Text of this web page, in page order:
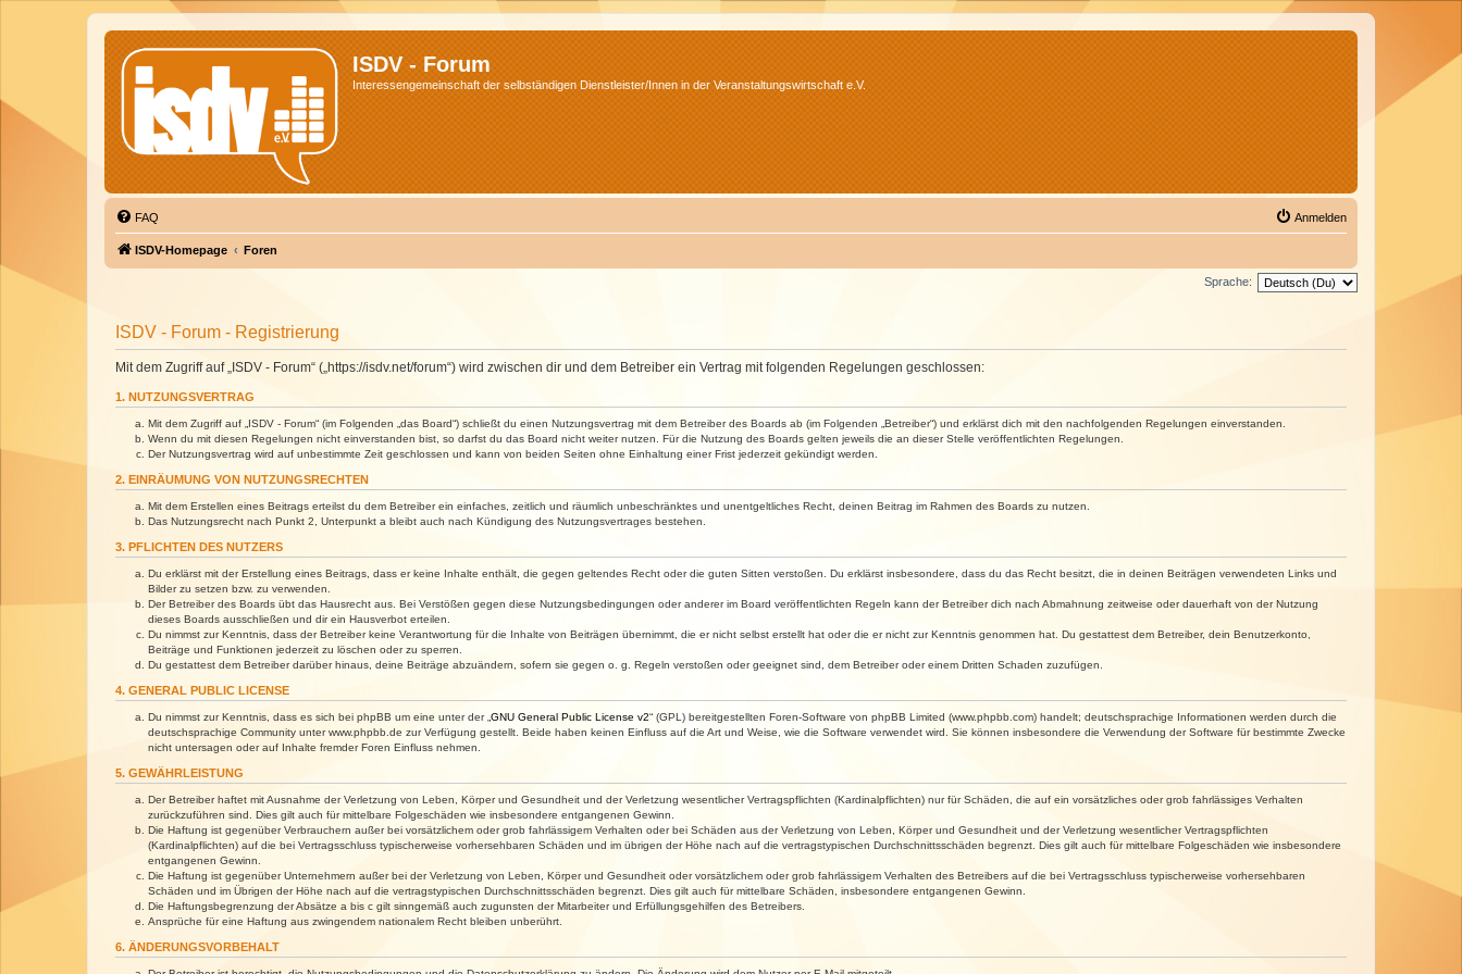
ISDV - Forum
Interessengemeinschaft der selbständigen Dienstleister/Innen in der Veranstaltungswirtschaft e.V.
FAQ Anmelden
ISDV-Homepage Foren
Sprache:
ISDV - Forum - Registrierung
Mit dem Zugriff auf „ISDV - Forum“ („https://isdv.net/forum“) wird zwischen dir und dem Betreiber ein Vertrag mit folgenden Regelungen geschlossen:
1. NUTZUNGSVERTRAG
Mit dem Zugriff auf „ISDV - Forum“ (im Folgenden „das Board“) schließt du einen Nutzungsvertrag mit dem Betreiber des Boards ab (im Folgenden „Betreiber“) und erklärst dich mit den nachfolgenden Regelungen einverstanden.
Wenn du mit diesen Regelungen nicht einverstanden bist, so darfst du das Board nicht weiter nutzen. Für die Nutzung des Boards gelten jeweils die an dieser Stelle veröffentlichten Regelungen.
Der Nutzungsvertrag wird auf unbestimmte Zeit geschlossen und kann von beiden Seiten ohne Einhaltung einer Frist jederzeit gekündigt werden.
2. EINRÄUMUNG VON NUTZUNGSRECHTEN
Mit dem Erstellen eines Beitrags erteilst du dem Betreiber ein einfaches, zeitlich und räumlich unbeschränktes und unentgeltliches Recht, deinen Beitrag im Rahmen des Boards zu nutzen.
Das Nutzungsrecht nach Punkt 2, Unterpunkt a bleibt auch nach Kündigung des Nutzungsvertrages bestehen.
3. PFLICHTEN DES NUTZERS
Du erklärst mit der Erstellung eines Beitrags, dass er keine Inhalte enthält, die gegen geltendes Recht oder die guten Sitten verstoßen. Du erklärst insbesondere, dass du das Recht besitzt, die in deinen Beiträgen verwendeten Links und
Bilder zu setzen bzw. zu verwenden.
Der Betreiber des Boards übt das Hausrecht aus. Bei Verstößen gegen diese Nutzungsbedingungen oder anderer im Board veröffentlichten Regeln kann der Betreiber dich nach Abmahnung zeitweise oder dauerhaft von der Nutzung
dieses Boards ausschließen und dir ein Hausverbot erteilen.
Du nimmst zur Kenntnis, dass der Betreiber keine Verantwortung für die Inhalte von Beiträgen übernimmt, die er nicht selbst erstellt hat oder die er nicht zur Kenntnis genommen hat. Du gestattest dem Betreiber, dein Benutzerkonto,
Beiträge und Funktionen jederzeit zu löschen oder zu sperren.
Du gestattest dem Betreiber darüber hinaus, deine Beiträge abzuändern, sofern sie gegen o. g. Regeln verstoßen oder geeignet sind, dem Betreiber oder einem Dritten Schaden zuzufügen.
4. GENERAL PUBLIC LICENSE
Du nimmst zur Kenntnis, dass es sich bei phpBB um eine unter der „ GNU General Public License v2“ (GPL) bereitgestellten Foren-Software von phpBB Limited (www.phpbb.com) handelt; deutschsprachige Informationen werden durch die
deutschsprachige Community unter www.phpbb.de zur Verfügung gestellt. Beide haben keinen Einfluss auf die Art und Weise, wie die Software verwendet wird. Sie können insbesondere die Verwendung der Software für bestimmte Zwecke
nicht untersagen oder auf Inhalte fremder Foren Einfluss nehmen.
5. GEWÄHRLEISTUNG
Der Betreiber haftet mit Ausnahme der Verletzung von Leben, Körper und Gesundheit und der Verletzung wesentlicher Vertragspflichten (Kardinalpflichten) nur für Schäden, die auf ein vorsätzliches oder grob fahrlässiges Verhalten
zurückzuführen sind. Dies gilt auch für mittelbare Folgeschäden wie insbesondere entgangenen Gewinn.
Die Haftung ist gegenüber Verbrauchern außer bei vorsätzlichem oder grob fahrlässigem Verhalten oder bei Schäden aus der Verletzung von Leben, Körper und Gesundheit und der Verletzung wesentlicher Vertragspflichten
(Kardinalpflichten) auf die bei Vertragsschluss typischerweise vorhersehbaren Schäden und im übrigen der Höhe nach auf die vertragstypischen Durchschnittsschäden begrenzt. Dies gilt auch für mittelbare Folgeschäden wie insbesondere
entgangenen Gewinn.
Die Haftung ist gegenüber Unternehmern außer bei der Verletzung von Leben, Körper und Gesundheit oder vorsätzlichem oder grob fahrlässigem Verhalten des Betreibers auf die bei Vertragsschluss typischerweise vorhersehbaren
Schäden und im Übrigen der Höhe nach auf die vertragstypischen Durchschnittsschäden begrenzt. Dies gilt auch für mittelbare Schäden, insbesondere entgangenen Gewinn.
Die Haftungsbegrenzung der Absätze a bis c gilt sinngemäß auch zugunsten der Mitarbeiter und Erfüllungsgehilfen des Betreibers.
Ansprüche für eine Haftung aus zwingendem nationalem Recht bleiben unberührt.
6. ÄNDERUNGSVORBEHALT